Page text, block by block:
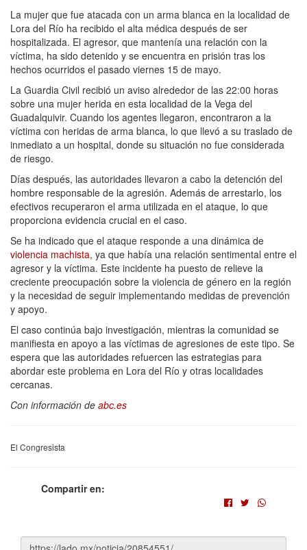
La mujer que fue atacada con un arma blanca en la localidad de
Lora del Río ha recibido el alta médica después de ser
hospitalizada. El agresor, que mantenía una relación con la
víctima, ha sido detenido y se encuentra en prisión tras los
hechos ocurridos el pasado viernes 15 de mayo.
La Guardia Civil recibió un aviso alrededor de las 22:00 horas
sobre una mujer herida en esta localidad de la Vega del
Guadalquivir. Cuando los agentes llegaron, encontraron a la
víctima con heridas de arma blanca, lo que llevó a su traslado de
inmediato a un hospital, donde su situación no fue considerada
de riesgo.
Días después, las autoridades llevaron a cabo la detención del
hombre responsable de la agresión. Además de arrestarlo, los
efectivos recuperaron el arma utilizada en el ataque, lo que
proporciona evidencia crucial en el caso.
Se ha indicado que el ataque responde a una dinámica de
violencia machista, ya que había una relación sentimental entre el
agresor y la víctima. Este incidente ha puesto de relieve la
creciente preocupación sobre la violencia de género en la región
y la necesidad de seguir implementando medidas de prevención
y apoyo.
El caso continúa bajo investigación, mientras la comunidad se
manifiesta en apoyo a las víctimas de agresiones de este tipo. Se
espera que las autoridades refuercen las estrategias para
abordar este problema en Lora del Río y otras localidades
cercanas.
Con información de abc.es
El Congresista
Compartir en: